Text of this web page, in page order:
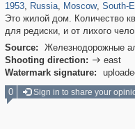
1953, Russia, Moscow, South-
Это жилой дом. Количество
для редиски, и от лихого
Source:
Железнодорожные
Shooting direction:  east
Watermark signature:
0 Sign in to share your